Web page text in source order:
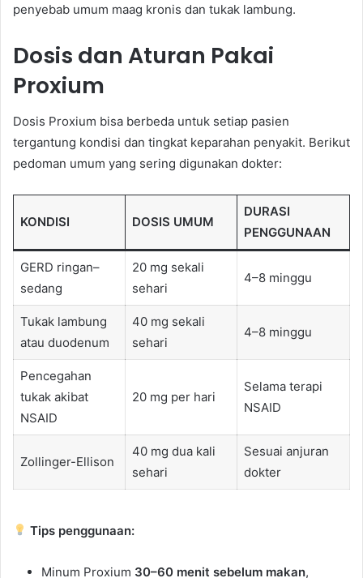
penyebab umum maag kronis dan tukak lambung.
Dosis dan Aturan Pakai
Proxium
Dosis Proxium bisa berbeda untuk setiap pasien
tergantung kondisi dan tingkat keparahan penyakit. Berikut
pedoman umum yang sering digunakan dokter:
KONDISI DOSIS UMUM
DURASI
PENGGUNAAN
GERD ringan–
sedang
20 mg sekali
sehari
4–8 minggu
Tukak lambung
atau duodenum
40 mg sekali
sehari
4–8 minggu
Pencegahan
tukak akibat
NSAID
20 mg per hari
Selama terapi
NSAID
Zollinger-Ellison
40 mg dua kali
sehari
Sesuai anjuran
dokter
Tips penggunaan:
Minum Proxium 30–60 menit sebelum makan,